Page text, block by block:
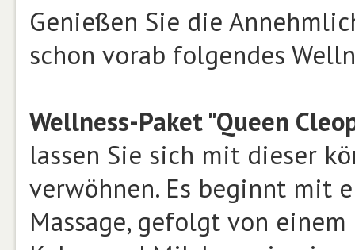
Genießen Sie die
schon vorab folgendes
Wellness-Paket "Queen
lassen Sie sich mit dieser
verwöhnen. Es beginnt mit
Massage, gefolgt von